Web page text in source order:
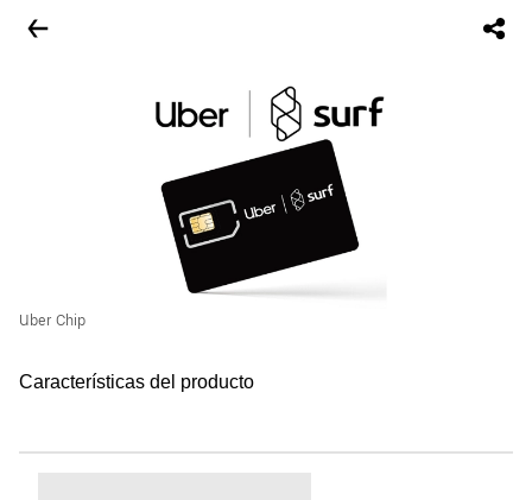
Uber Chip
Características del producto